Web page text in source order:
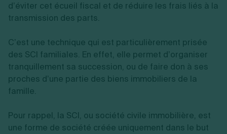
d’éviter cet écueil fiscal et de réduire les frais liés à la
transmission des parts.
C’est une technique qui est particulièrement prisée
des SCI familiales. En effet, elle permet d’organiser
tranquillement sa succession, ou de faire don à ses
proches d’une partie des biens immobiliers de la
famille.
Pour rappel, la SCI, ou société civile immobilière, est
une forme de société créée uniquement dans le but